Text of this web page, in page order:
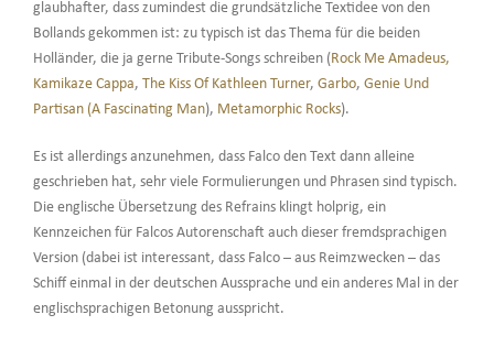
glaubhafter, dass zumindest die grundsätzliche Textidee von den
Bollands gekommen ist: zu typisch ist das Thema für die beiden
Holländer, die ja gerne Tribute-Songs schreiben (Rock Me Amadeus,
Kamikaze Cappa, The Kiss Of Kathleen Turner, Garbo, Genie Und
Partisan (A Fascinating Man), Metamorphic Rocks).
Es ist allerdings anzunehmen, dass Falco den Text dann alleine
geschrieben hat, sehr viele Formulierungen und Phrasen sind typisch.
Die englische Übersetzung des Refrains klingt holprig, ein
Kennzeichen für Falcos Autorenschaft auch dieser fremdsprachigen
Version (dabei ist interessant, dass Falco – aus Reimzwecken – das
Schiff einmal in der deutschen Aussprache und ein anderes Mal in der
englischsprachigen Betonung ausspricht.